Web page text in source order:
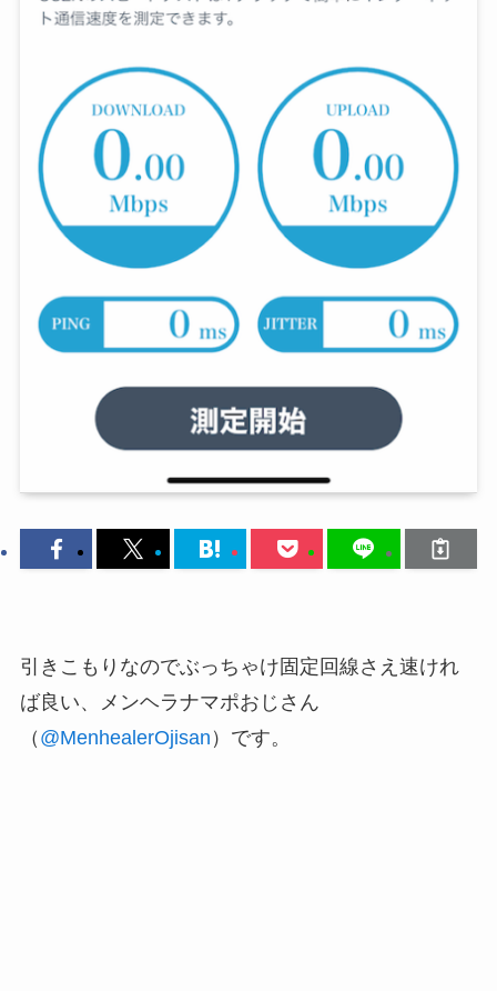
引きこもりなのでぶっちゃけ固定回線さえ速けれ
ば良い、メンヘラナマポおじさん
（ @MenhealerOjisan ）です。